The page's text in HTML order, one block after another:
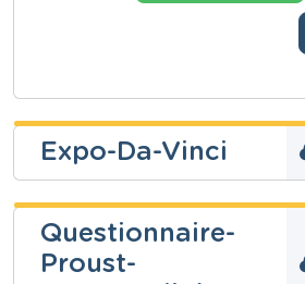
Expo-Da-Vinci
Niveau
Secondaire
Questionnaire-
Proust-